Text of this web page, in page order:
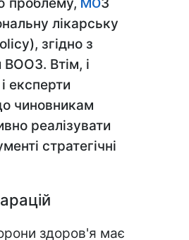
проблему, МОЗ
лікарську
згідно з
Втім, і
експерти
чиновникам
реалізувати
стратегічні
здоров'я має